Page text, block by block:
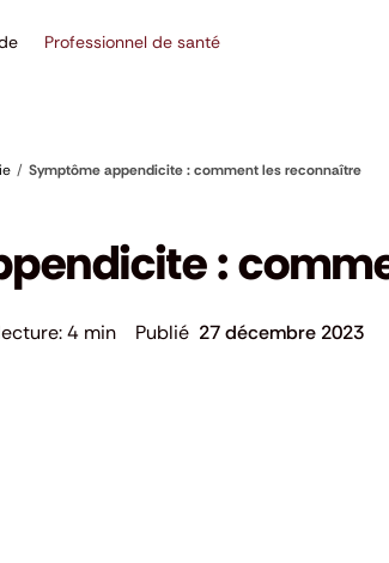
Professionnel de santé
Symptôme appendicite : comment les reconnaître
:
4 min 27 décembre 2023